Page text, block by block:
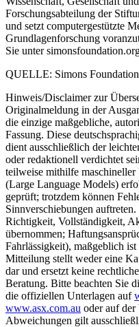
Forschungsabteilung der
und setzt computergestützte
Grundlagenforschung
Sie unter
QUELLE: Simons Foundation
Hinweis/Disclaimer zur
Originalmeldung in der
die einzige maßgebliche,
Fassung. Diese
dient ausschließlich der
oder redaktionell verdichtet
teilweise mithilfe
(Large Language Models)
geprüft; trotzdem können
Sinnverschiebungen
Richtigkeit, Vollständigkeit,
übernommen;
Fahrlässigkeit), maßgeblich
Mitteilung stellt weder eine
dar und ersetzt keine
Beratung. Bitte beachten Sie
die offiziellen Unterlagen auf
www.asx.com.au oder auf der
Abweichungen gilt